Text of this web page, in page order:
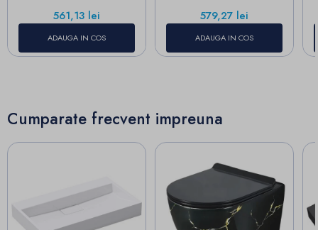
Pret
561,13 lei
ADAUGA IN COS
Pret
579,27 lei
ADAUGA IN COS
Cumparate frecvent impreuna